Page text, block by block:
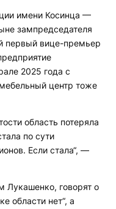
имени Косинца —
зампредседателя
первый вице-премьер
2025 года с
центр тоже
область потеряла
по сути
Если стала“, —
Лукашенко, говорят о
области нет“, а